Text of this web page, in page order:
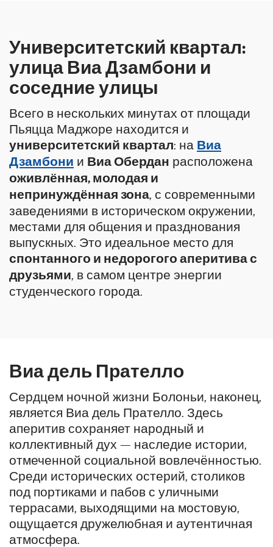
Университетский квартал:
улица Виа Дзамбони и
соседние улицы
Всего в нескольких минутах от площади
Пьяцца Маджоре находится и
университетский квартал: на Виа
Дзамбони и Виа Обердан расположена
оживлённая, молодая и
непринуждённая зона, с современными
заведениями в историческом окружении,
местами для общения и празднования
выпускных. Это идеальное место для
спонтанного и недорогого аперитива с
друзьями, в самом центре энергии
студенческого города.
Виа дель Прателло
Сердцем ночной жизни Болоньи, наконец,
является Виа дель Прателло. Здесь
аперитив сохраняет народный и
коллективный дух — наследие истории,
отмеченной социальной вовлечённостью.
Среди исторических остерий, столиков
под портиками и пабов с уличными
террасами, выходящими на мостовую,
ощущается дружелюбная и аутентичная
атмосфера.